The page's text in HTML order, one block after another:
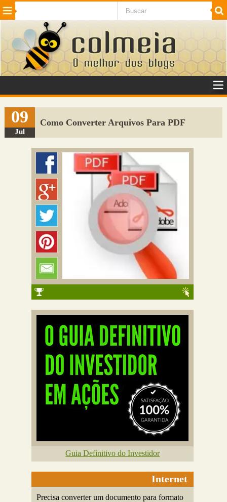
Beleza Cinema e TV
Internet Jogos NotÃ­cias SaÃºde
VeÃ­culos Adulto
Sugerir Link
Adicionar Blog
Colmeia Exchange
09
Jul
Como Converter Arquivos Para PDF
Guia Definitivo do Investidor
Internet
Precisa converter um documento para formato